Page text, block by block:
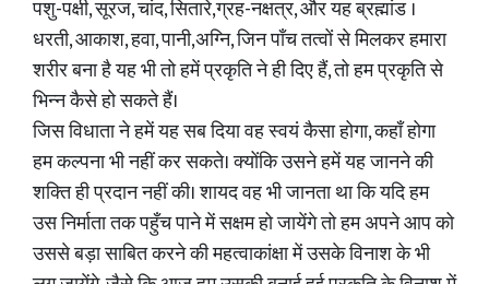
पशु-पक्षी, सूरज, चांद, सितारे,ग्रह-नक्षत्र, और यह ब्रह्मांड ।
धरती, आकाश, हवा, पानी,अग्नि, जिन पाँच तत्वों से मिलकर हमारा
शरीर बना है यह भी तो हमें प्रकृति ने ही दिए हैं, तो हम प्रकृति से
भिन्न कैसे हो सकते हैं।
जिस विधाता ने हमें यह सब दिया वह स्वयं कैसा होगा, कहाँ होगा
हम कल्पना भी नहीं कर सकते। क्योंकि उसने हमें यह जानने की
शक्ति ही प्रदान नहीं की। शायद वह भी जानता था कि यदि हम
उस निर्माता तक पहुँच पाने में सक्षम हो जायेंगे तो हम अपने आप को
उससे बड़ा साबित करने की महत्वाकांक्षा में उसके विनाश के भी